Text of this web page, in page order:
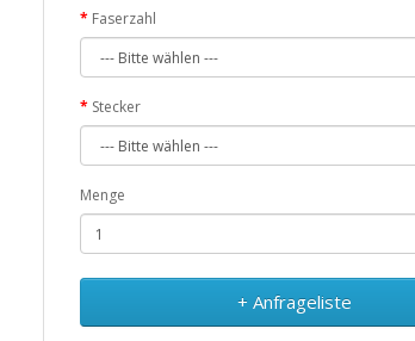
Faserzahl
Stecker
Menge
+ Anfrageliste